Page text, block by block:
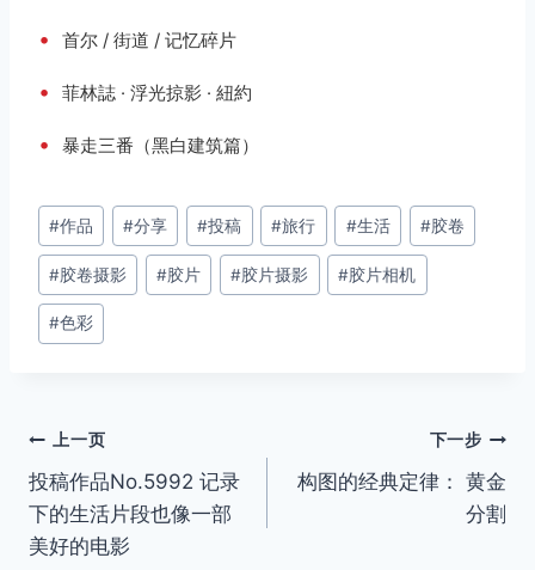
• 首尔 / 街道 / 记忆碎片
• 菲林誌 · 浮光掠影 · 紐約
• 暴走三番（黑白建筑篇）
文
章
标
签：
#作品 #分享 #投稿 #旅行 #生活 #胶卷
#胶卷摄影 #胶片 #胶片摄影 #胶片相机
#色彩
文
章
导
上一页
投稿作品No.5992 记录
下的生活片段也像一部
美好的电影
下一步
构图的经典定律： 黄金
分割